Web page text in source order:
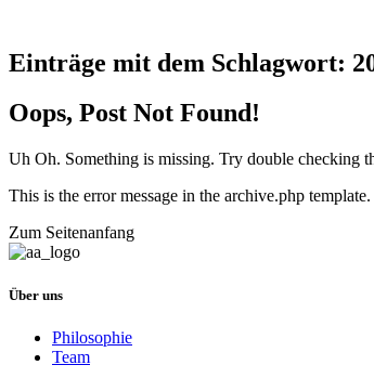
Einträge mit dem Schlagwort:
Oops, Post Not Found!
Uh Oh. Something is missing. Try double checking
This is the error message in the archive.php template.
Zum Seitenanfang
Über uns
Philosophie
Team